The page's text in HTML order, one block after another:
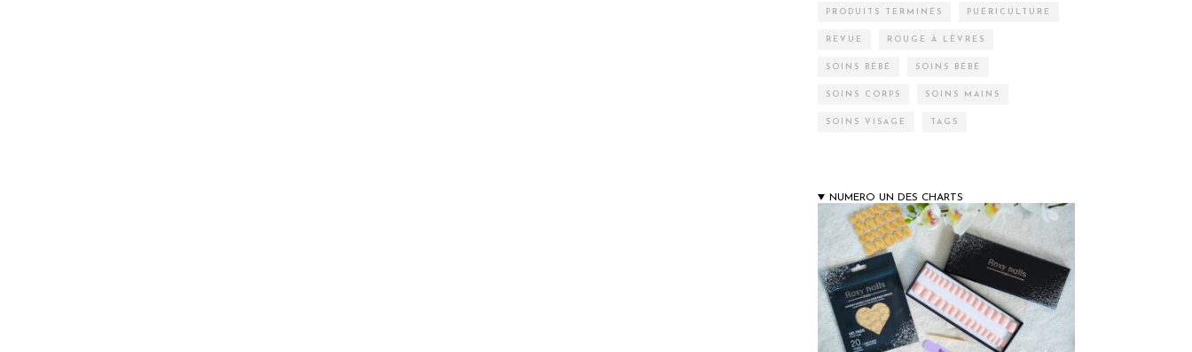
PRODUITS TERMINÉS PUÉRICULTURE
REVUE ROUGE À LÈVRES
SOINS BÉBÉ SOINS BÉBÉ
SOINS CORPS SOINS MAINS
SOINS VISAGE TAGS
NUMERO UN DES CHARTS